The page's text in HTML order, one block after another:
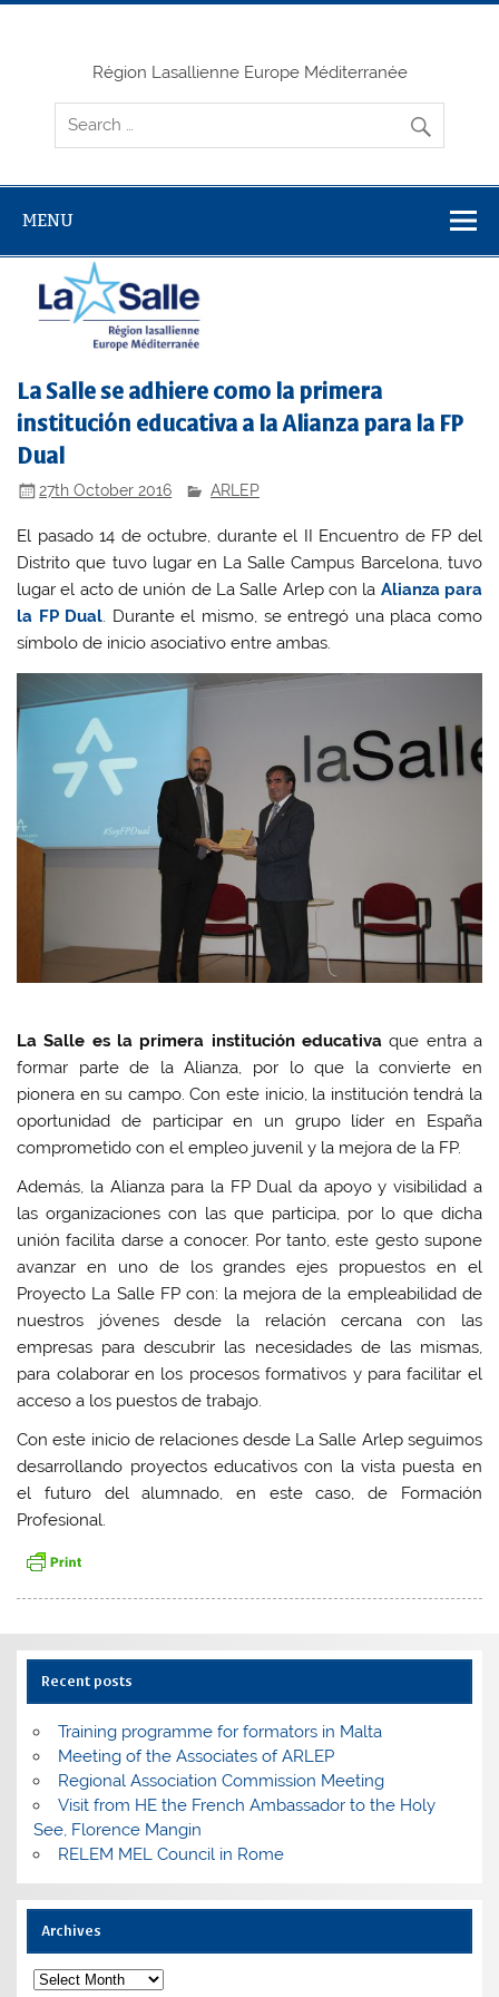
Skip
Région Lasallienne Europe Méditerranée
MENU
La Salle se adhiere como la primera
institución educativa a la Alianza para la FP
Dual
27th October 2016 ARLEP
El pasado 14 de octubre, durante el II Encuentro de FP del
Distrito que tuvo lugar en La Salle Campus Barcelona, tuvo
lugar el acto de unión de La Salle Arlep con la Alianza para
la FP Dual. Durante el mismo, se entregó una placa como
símbolo de inicio asociativo entre ambas.
La Salle es la primera institución educativaque entra a
formar parte de la Alianza, por lo que la convierte en
pionera en su campo. Con este inicio, la institución tendrá la
oportunidad de participar en un grupo líder en España
comprometido con el empleo juvenil y la mejora de la FP.
Además, la Alianza para la FP Dual da apoyo y visibilidad a
las organizaciones con las que participa, por lo que dicha
unión facilita darse a conocer. Por tanto, este gesto supone
avanzar en uno de los grandes ejes propuestos en el
Proyecto La Salle FP con: la mejora de la empleabilidad de
nuestros jóvenes desde la relación cercana con las
empresas para descubrir las necesidades de las mismas,
para colaborar en los procesos formativos y para facilitar el
acceso a los puestos de trabajo.
Con este inicio de relaciones desde La Salle Arlep seguimos
desarrollando proyectos educativos con la vista puesta en
el futuro del alumnado, en este caso, de Formación
Profesional.
Recent posts
Training programme for formators in Malta
Meeting of the Associates of ARLEP
Regional Association Commission Meeting
Visit from HE the French Ambassador to the Holy
See, Florence Mangin
RELEM MEL Council in Rome
Archives
Archives